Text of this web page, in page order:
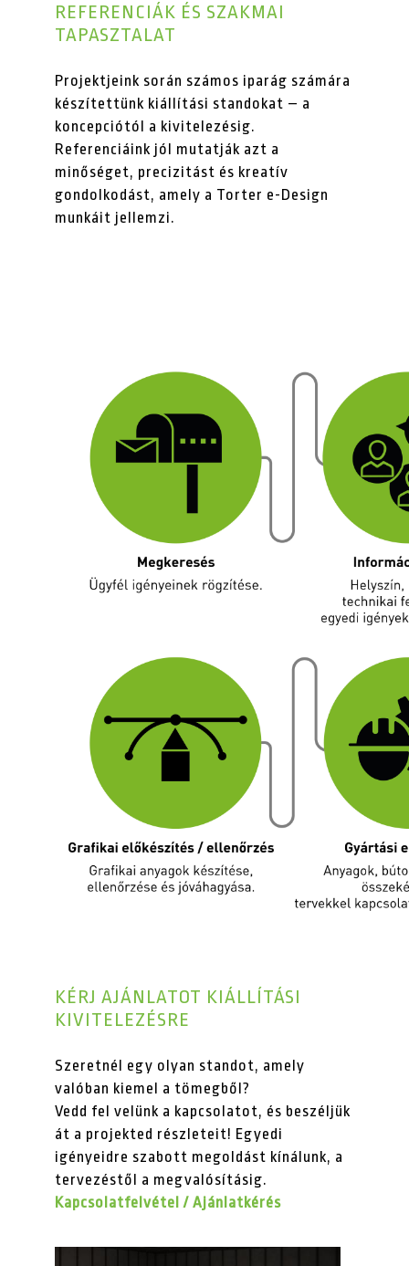
REFERENCIÁK ÉS SZAKMAI
TAPASZTALAT
Projektjeink során számos iparág számára
készítettünk kiállítási standokat – a
koncepciótól a kivitelezésig.
Referenciáink jól mutatják azt a
minőséget, precizitást és kreatív
gondolkodást, amely a Torter e-Design
munkáit jellemzi.
KÉRJ AJÁNLATOT KIÁLLÍTÁSI
KIVITELEZÉSRE
Szeretnél egy olyan standot, amely
valóban kiemel a tömegből?
Vedd fel velünk a kapcsolatot, és beszéljük
át a projekted részleteit! Egyedi
igényeidre szabott megoldást kínálunk, a
tervezéstől a megvalósításig.
Kapcsolatfelvétel / Ajánlatkérés